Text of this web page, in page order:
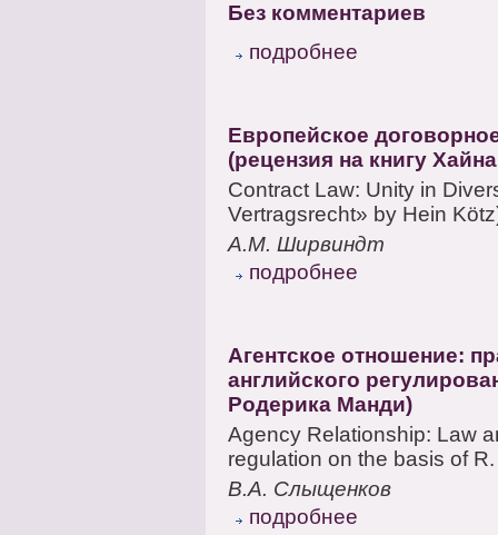
Без комментариев
подробнее
Европейское
(рецензия на книгу
Contract Law: Unity in
Vertragsrecht» by Hein
А.М. Ширвиндт
подробнее
Агентское отношение:
английского
Родерика Манди)
Agency Relationship: Law
regulation on the basis of
В.А. Слыщенков
подробнее